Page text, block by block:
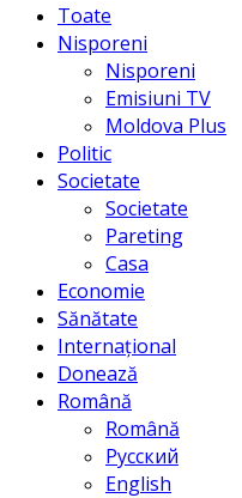
Toate
Nisporeni
Nisporeni
Emisiuni TV
Moldova Plus
Politic
Societate
Societate
Pareting
Casa
Economie
Sănătate
Internațional
Donează
Română
Română
Русский
English